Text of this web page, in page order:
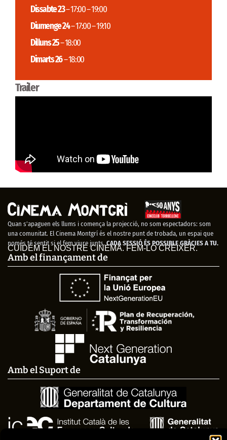
Dissabte 23– 17:00 – 19:00
Diumenge 24– 17:00 – 19:10
Dilluns 25– 18:00
Dimarts 26– 18:00
Trailer
Quan s’apaguen els llums i comença la projecció, no som espectadors: som
una comunitat. El Cinema Montgrí és el nostre punt de trobada, un espai que
només té sentit si el fem viure junts. CADA SESSIÓ ÉS POSSIBLE GRÀCIES A TU.
CUIDEM EL NOSTRE CINEMA. FEM-LO CRÉIXER.
Amb el finançament de
Amb el Suport de